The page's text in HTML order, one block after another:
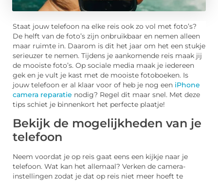
Staat jouw telefoon na elke reis ook zo vol met foto’s?
De helft van de foto’s zijn onbruikbaar en nemen alleen
maar ruimte in. Daarom is dit het jaar om het een stukje
serieuzer te nemen. Tijdens je aankomende reis maak jij
de mooiste foto’s. Op sociale media maak je iedereen
gek en je vult je kast met de mooiste fotoboeken. Is
jouw telefoon er al klaar voor of heb je nog een iPhone
camera reparatie nodig? Regel dit maar snel. Met deze
tips schiet je binnenkort het perfecte plaatje!
Bekijk de mogelijkheden van je
telefoon
Neem voordat je op reis gaat eens een kijkje naar je
telefoon. Wat kan het allemaal? Verken de camera-
instellingen zodat je dat op reis niet meer hoeft te